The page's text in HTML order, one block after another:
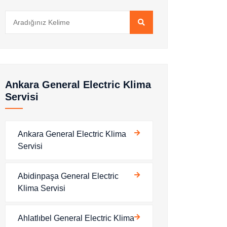
Ankara General Electric Klima
Servisi
Ankara General Electric Klima
Servisi
Abidinpaşa General Electric
Klima Servisi
Ahlatlıbel General Electric Klima